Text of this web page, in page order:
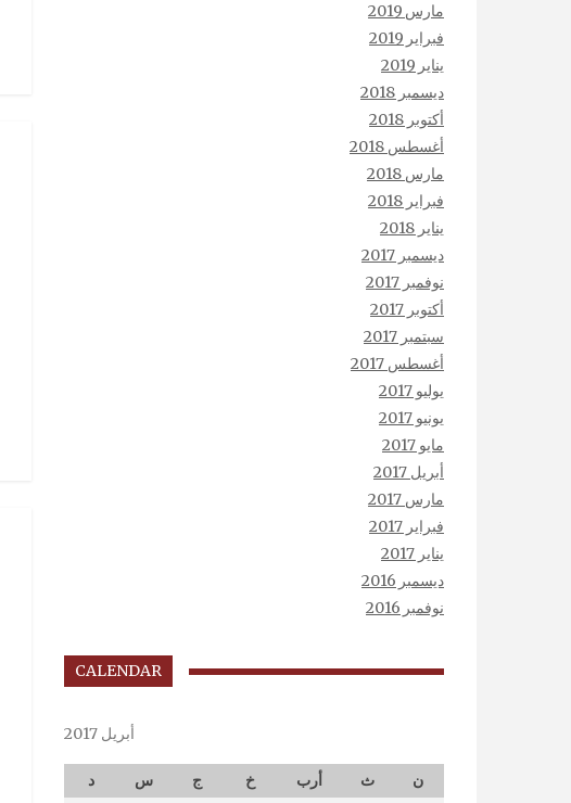
مارس 2019
فبراير 2019
يناير 2019
ديسمبر 2018
أكتوبر 2018
أغسطس 2018
مارس 2018
فبراير 2018
يناير 2018
ديسمبر 2017
نوفمبر 2017
أكتوبر 2017
سبتمبر 2017
أغسطس 2017
يوليو 2017
يونيو 2017
مايو 2017
أبريل 2017
مارس 2017
فبراير 2017
يناير 2017
ديسمبر 2016
نوفمبر 2016
CALENDAR
أبريل 2017
ن ث أرب خ ج س
د